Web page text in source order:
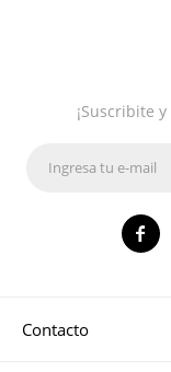
Contacto
¡Suscribite
